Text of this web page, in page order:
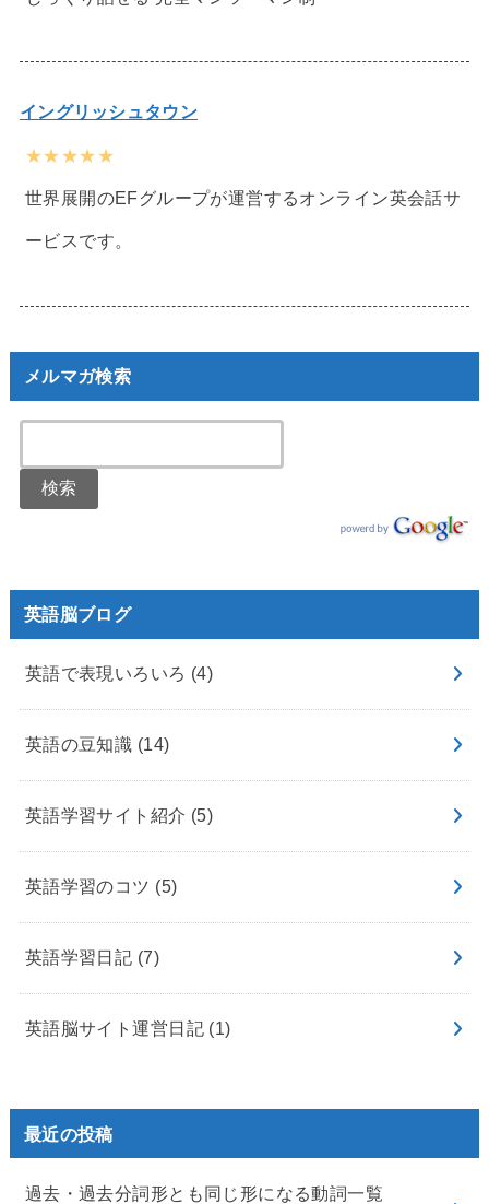
イングリッシュタウン
★★★★★
世界展開のEFグループが運営するオンライン英会話サ
ービスです。
メルマガ検索
英語脳ブログ
英語で表現いろいろ (4)
英語の豆知識 (14)
英語学習サイト紹介 (5)
英語学習のコツ (5)
英語学習日記 (7)
英語脳サイト運営日記 (1)
最近の投稿
過去・過去分詞形とも同じ形になる動詞一覧